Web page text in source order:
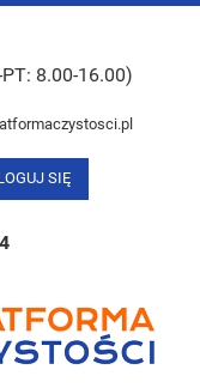
PT: 8.00-16.00)
SIĘ